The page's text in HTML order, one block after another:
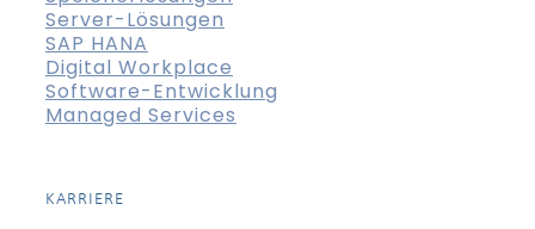
Server-Lösungen
SAP HANA
Digital Workplace
Software-Entwicklung
Managed Services
KARRIERE